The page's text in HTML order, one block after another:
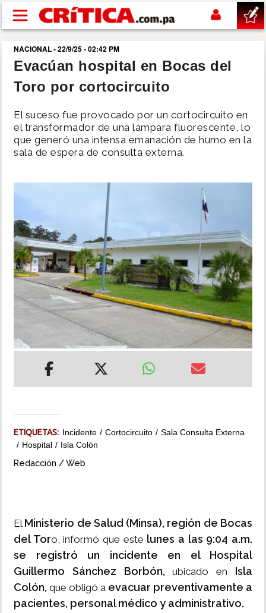
Pasar al contenido principal
buscar
SUCESOS
NACIONAL
POLÍTICA
DEPORTES
MUNDO
INSÓLITAS
NACIONAL - 22/9/25 - 02:42 PM
Evacúan hospital en Bocas del
Toro por cortocircuito
El suceso fue provocado por un cortocircuito en
el transformador de una lámpara fluorescente, lo
que generó una intensa emanación de humo en la
sala de espera de consulta externa.
ETIQUETAS: Incidente Cortocircuito
Sala Consulta Externa
Hospital
Isla Colón
Redacción / Web
El Ministerio de Salud (Minsa), región de Bocas
del Toro, informó que este lunes a las 9:04 a.m.
se registró un incidente en el Hospital
Guillermo Sánchez Borbón,ubicado en Isla
Colón, que obligó a evacuar preventivamente a
pacientes, personal médico y administrativo.